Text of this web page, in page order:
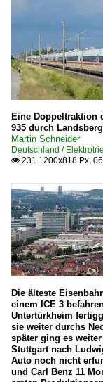
Eine Doppeltraktion
935 durch
Martin Schneider
Deutschland /
 231 1200x818 Px,
Die älteste
einem ICE 3
Untertürkheim
sie weiter durchs
später ging es
Stuttgart nach
Auto noch nicht
und Carl Benz 11